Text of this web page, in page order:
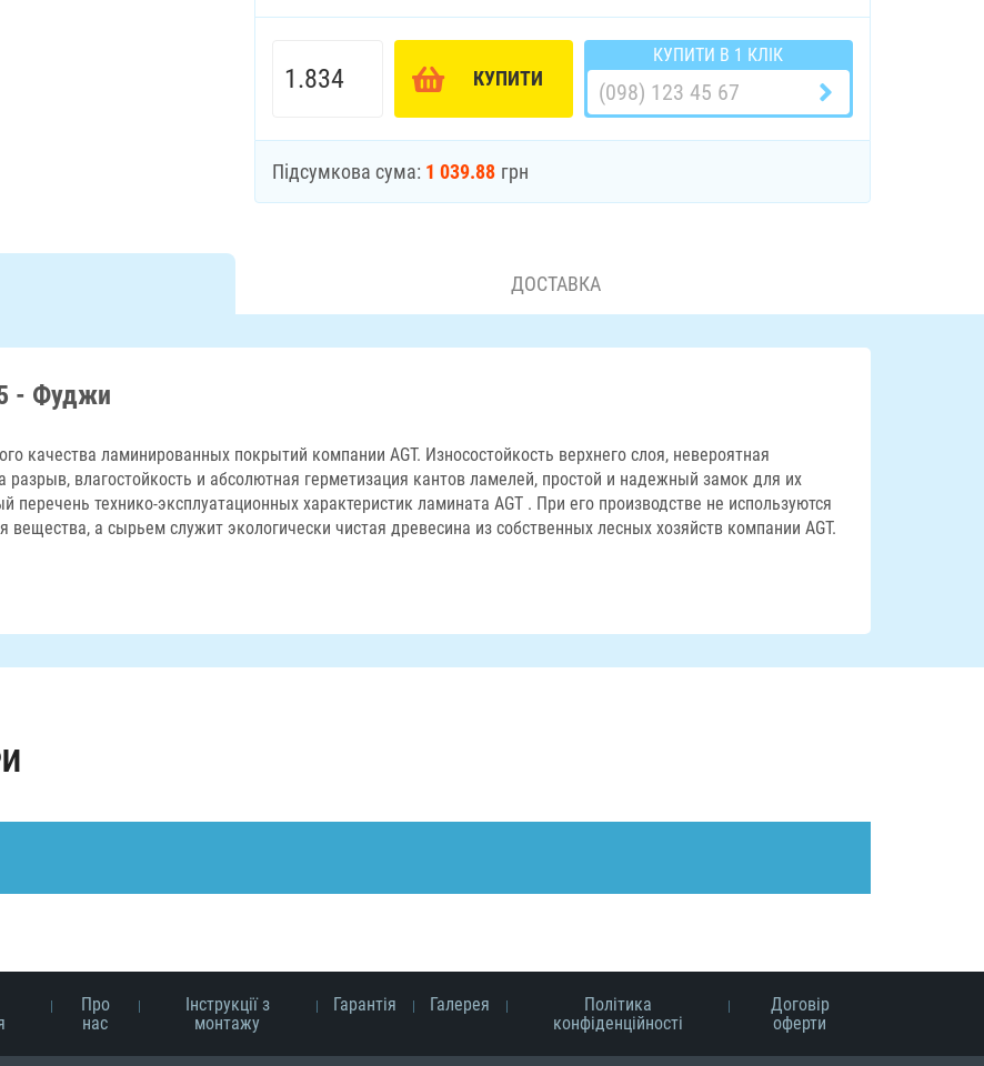
КУПИТИ
КУПИТИ В 1 КЛІК
Підсумкова сума: 1 039.88 грн
ДОСТАВКА
- Фуджи
качества ламинированных покрытий компании AGT. Износостойкость верхнего слоя, невероятная
влагостойкость и абсолютная герметизация кантов ламелей, простой и надежный замок для их
перечень технико-эксплуатационных характеристик ламината AGT . При его производстве не используются
а сырьем служит экологически чистая древесина из собственных лесных хозяйств компании AGT.
Про
нас
Інструкції з
монтажу
Гарантія Галерея
Політика
конфіденційності
Договір
оферти